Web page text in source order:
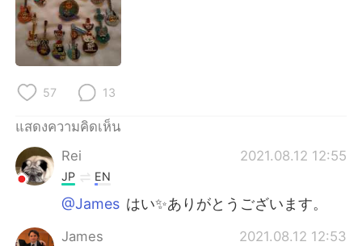
한국어
Português
57 13
แสดงความคิดเห็น
Rei
2021.08.12 12:55
JP EN
@James はい✨ありがとうございます。
James 2021.08.12 12:53